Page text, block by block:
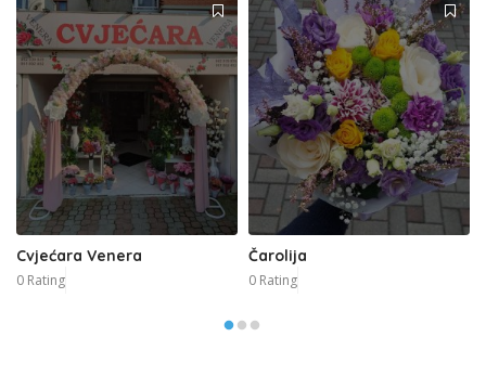
Cvjećara Venera
0 Rating
Čarolija
0 Rating